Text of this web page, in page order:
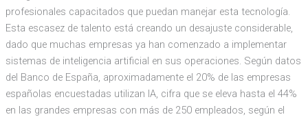
profesionales capacitados que puedan manejar esta tecnología.
Esta escasez de talento está creando un desajuste considerable,
dado que muchas empresas ya han comenzado a implementar
sistemas de inteligencia artificial en sus operaciones. Según datos
del Banco de España, aproximadamente el 20% de las empresas
españolas encuestadas utilizan IA, cifra que se eleva hasta el 44%
en las grandes empresas con más de 250 empleados, según el